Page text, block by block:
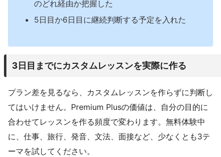
のどれ経由か把握した
5日目か6日目に継続判断する予定を入れた
3日目までにカスタムレッスンを実際に作る
プラン差を見るなら、カスタムレッスンを作らずに判断し
てはいけません。Premium Plusの価値は、自分の目的に
合わせてレッスンを作る頻度で変わります。無料体験中
に、仕事、旅行、発音、文法、面接など、少なくとも3テ
ーマを試してください。